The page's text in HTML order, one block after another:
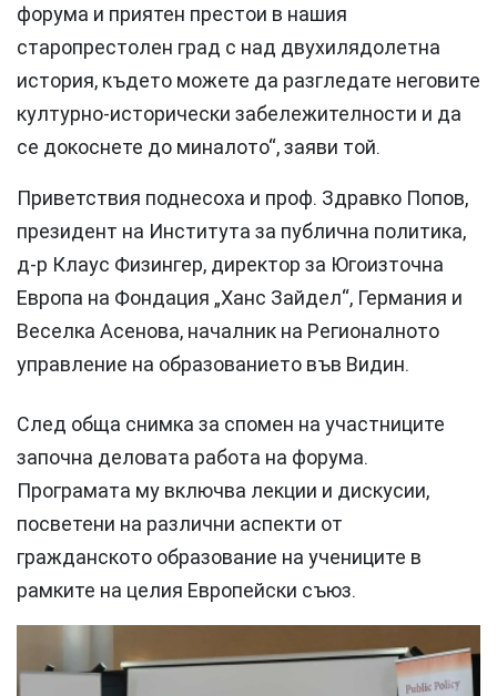
форума и приятен престои в нашия
старопрестолен град с над двухилядолетна
история, където можете да разгледате неговите
културно-исторически забележителности и да
се докоснете до миналото“, заяви той.
Приветствия поднесоха и проф. Здравко Попов,
президент на Института за публична политика,
д-р Клаус Физингер, директор за Югоизточна
Европа на Фондация „Ханс Зайдел“, Германия и
Веселка Асенова, началник на Регионалното
управление на образованието във Видин.
След обща снимка за спомен на участниците
започна деловата работа на форума.
Програмата му включва лекции и дискусии,
посветени на различни аспекти от
гражданското образование на учениците в
рамките на целия Европейски съюз.